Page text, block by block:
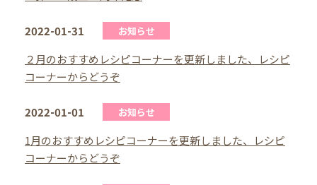
2022-01-31 お知らせ
２月のおすすめレシピコーナーを更新しました、レシピ
コーナーからどうぞ
2022-01-01 お知らせ
1月のおすすめレシピコーナーを更新しました、レシピ
コーナーからどうぞ